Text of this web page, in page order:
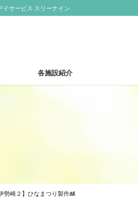
サービス スリーナイン
各施設紹介
勢崎２】ひなまつり製作🎎